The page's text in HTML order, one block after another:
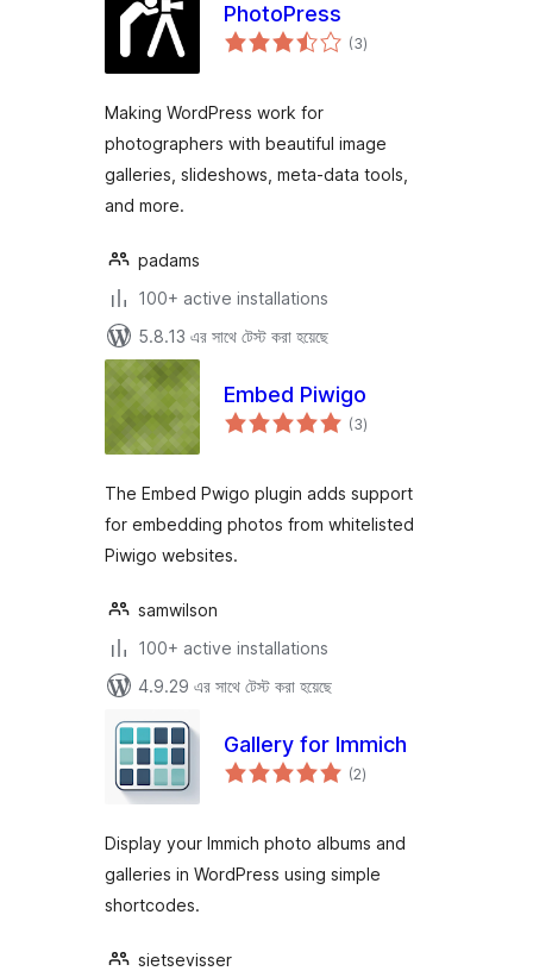
PhotoPress
(3total
ratings
)
Making WordPress work for
photographers with beautiful image
galleries, slideshows, meta-data tools,
and more.
padams
100+ active installations
5.8.13 এর সাথে টেস্ট করা হয়েছে
Embed Piwigo
(3total
ratings
)
The Embed Pwigo plugin adds support
for embedding photos from whitelisted
Piwigo websites.
samwilson
100+ active installations
4.9.29 এর সাথে টেস্ট করা হয়েছে
Gallery for Immich
(2total
ratings
)
Display your Immich photo albums and
galleries in WordPress using simple
shortcodes.
sietsevisser